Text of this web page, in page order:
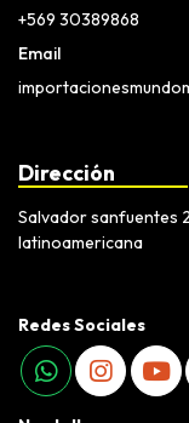
+569 30389868
Email
Dirección
Salvador sanfuentes
latinoamericana
Redes Sociales